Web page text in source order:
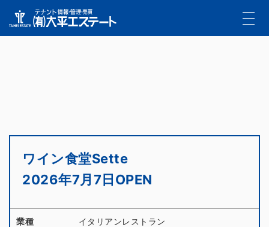
ワイン食堂Sette
2026年7月7日OPEN
業種 イタリアンレストラン